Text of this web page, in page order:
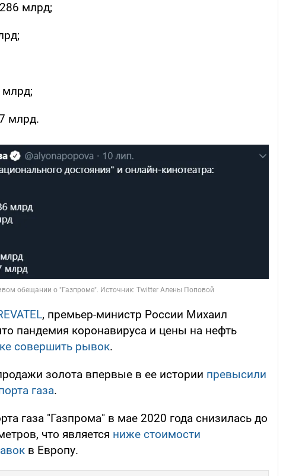
млрд;
млрд.
, премьер-министр России Михаил
пандемия коронавируса и цены на нефть
совершить рывок.
золота впервые в ее истории превысили
газа.
газа "Газпрома" в мае 2020 года снизилась до
что является ниже стоимости
в Европу.